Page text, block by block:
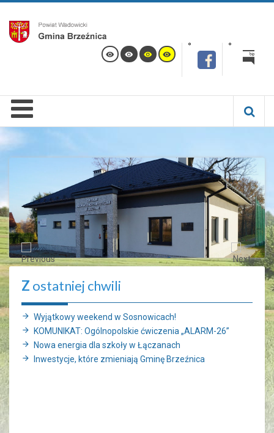
Z ostatniej chwili
Wyjątkowy weekend w Sosnowicach!
KOMUNIKAT: Ogólnopolskie ćwiczenia „ALARM-26”
Nowa energia dla szkoły w Łączanach
Inwestycje, które zmieniają Gminę Brzeźnica